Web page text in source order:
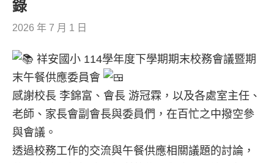
錄
2026 年 7 月 1 日
祥安國小 114學年度下學期期末校務會議暨期
末午餐供應委員會
感謝校長 李錦富、會長 游冠霖，以及各處室主任、
老師、家長會副會長與委員們，在百忙之中撥空參
與會議。
透過校務工作的交流與午餐供應相關議題的討論，